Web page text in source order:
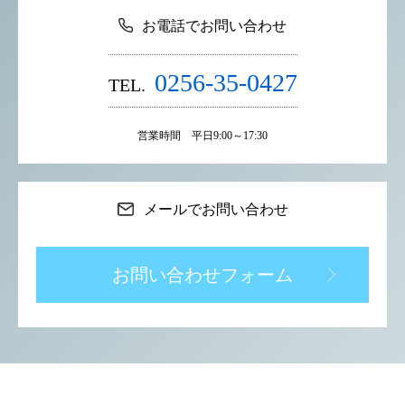
お電話でお問い合わせ
TEL. 0256-35-0427
営業時間 平日9:00～17:30
メールでお問い合わせ
お問い合わせフォーム